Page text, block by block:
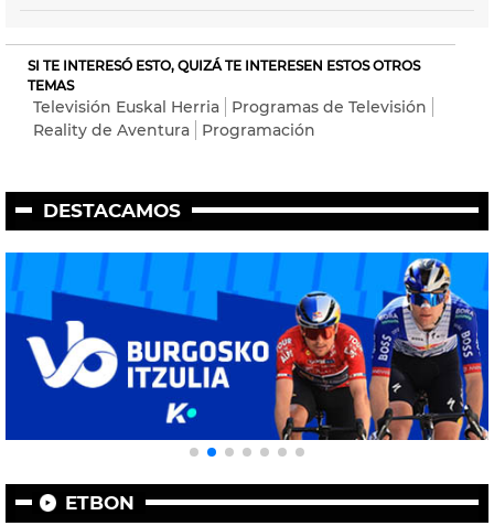
SI TE INTERESÓ ESTO, QUIZÁ TE INTERESEN ESTOS OTROS
TEMAS
Televisión Euskal Herria
Programas de Televisión
Reality de Aventura
Programación
DESTACAMOS
ETBON